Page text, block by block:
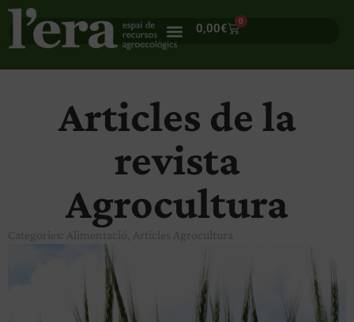
0,00€
0
Articles de la
revista
Agrocultura